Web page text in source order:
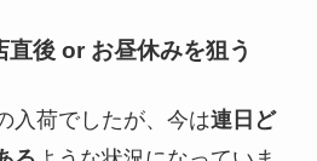
後 or お昼休みを狙う
入荷でしたが、今は連日ど